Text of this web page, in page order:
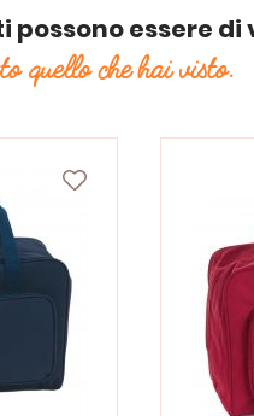
possono essere
quello che hai visto.